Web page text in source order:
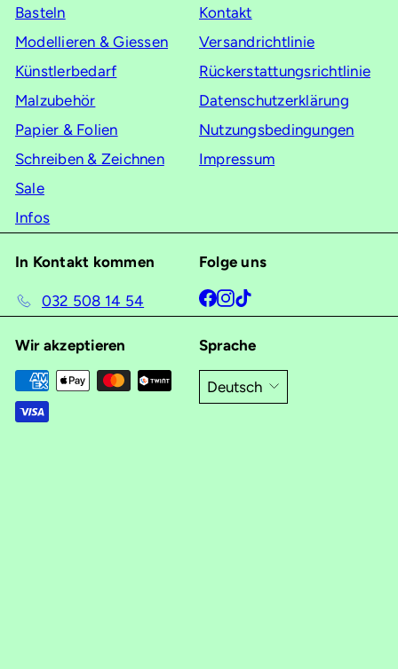
Basteln
Modellieren & Giessen
Künstlerbedarf
Malzubehör
Papier & Folien
Schreiben & Zeichnen
Sale
Infos
Kontakt
Versandrichtlinie
Rückerstattungsrichtlinie
Datenschutzerklärung
Nutzungsbedingungen
Impressum
In Kontakt kommen
032 508 14 54
Folge uns
Facebook
Instagram
Wir akzeptieren Sprache
Deutsch